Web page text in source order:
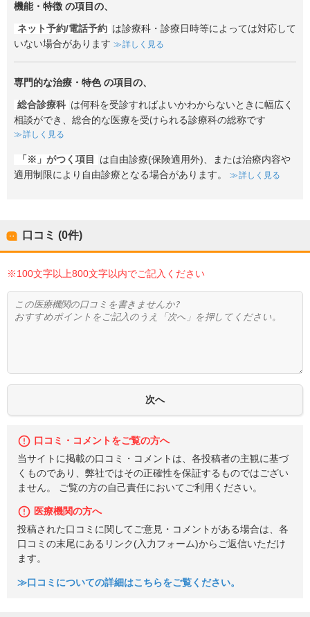
機能・特徴 の項目の、
ネット予約/電話予約 は診療科・診療日時等によっては対応して
いない場合があります
詳しく見る
専門的な治療・特色の項目の、
総合診療科 は何科を受診すればよいかわからないときに幅広く
相談ができ、総合的な医療を受けられる診療科の総称です
詳しく見る
「※」がつく項目
は自由診療(保険適用外)、または治療内容や
適用制限により自由診療となる場合があります。
詳しく見る
口コミ (0件)
※100文字以上800文字以内でご記入ください
口コミ・コメントをご覧の方へ
当サイトに掲載の口コミ・コメントは、各投稿者の主観に基づ
くものであり、弊社ではその正確性を保証するものではござい
ません。 ご覧の方の自己責任においてご利用ください。
医療機関の方へ
投稿された口コミに関してご意見・コメントがある場合は、各
口コミの末尾にあるリンク(入力フォーム)からご返信いただけ
ます。
≫口コミについての詳細はこちらをご覧ください。